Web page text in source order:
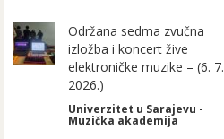
Održana sedma zvučna
izložba i koncert žive
elektroničke muzike – (6. 7.
2026.)
Univerzitet u Sarajevu -
Muzička akademija